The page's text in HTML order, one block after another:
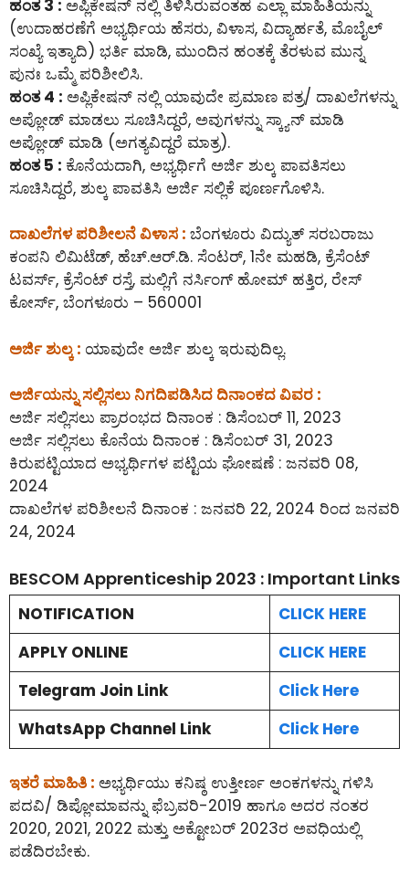
ಹಂತ 3 : ಅಪ್ಲಿಕೇಷನ್ ನಲ್ಲಿ ತಿಳಿಸಿರುವಂತಹ ಎಲ್ಲಾ ಮಾಹಿತಿಯನ್ನು
(ಉದಾಹರಣೆಗೆ ಅಭ್ಯರ್ಥಿಯ ಹೆಸರು, ವಿಳಾಸ, ವಿದ್ಯಾರ್ಹತೆ, ಮೊಬೈಲ್
ಸಂಖ್ಯೆ ಇತ್ಯಾದಿ) ಭರ್ತಿ ಮಾಡಿ, ಮುಂದಿನ ಹಂತಕ್ಕೆ ತೆರಳುವ ಮುನ್ನ
ಪುನಃ ಒಮ್ಮೆ ಪರಿಶೀಲಿಸಿ.
ಹಂತ 4 : ಅಪ್ಲಿಕೇಷನ್ ನಲ್ಲಿ ಯಾವುದೇ ಪ್ರಮಾಣ ಪತ್ರ/ ದಾಖಲೆಗಳನ್ನು
ಅಪ್ಲೋಡ್ ಮಾಡಲು ಸೂಚಿಸಿದ್ದರೆ, ಅವುಗಳನ್ನು ಸ್ಕ್ಯಾನ್ ಮಾಡಿ
ಅಪ್ಲೋಡ್ ಮಾಡಿ (ಅಗತ್ಯವಿದ್ದರೆ ಮಾತ್ರ).
ಹಂತ 5 : ಕೊನೆಯದಾಗಿ, ಅಭ್ಯರ್ಥಿಗೆ ಅರ್ಜಿ ಶುಲ್ಕ ಪಾವತಿಸಲು
ಸೂಚಿಸಿದ್ದರೆ, ಶುಲ್ಕ ಪಾವತಿಸಿ ಅರ್ಜಿ ಸಲ್ಲಿಕೆ ಪೂರ್ಣಗೊಳಿಸಿ.
ದಾಖಲೆಗಳ ಪರಿಶೀಲನೆ ವಿಳಾಸ : ಬೆಂಗಳೂರು ವಿದ್ಯುತ್ ಸರಬರಾಜು
ಕಂಪನಿ ಲಿಮಿಟೆಡ್, ಹೆಚ್.ಆರ್.ಡಿ. ಸೆಂಟರ್, 1ನೇ ಮಹಡಿ, ಕ್ರೆಸೆಂಟ್
ಟವರ್ಸ್, ಕ್ರೆಸೆಂಟ್ ರಸ್ತೆ, ಮಲ್ಲಿಗೆ ನರ್ಸಿಂಗ್ ಹೋಮ್ ಹತ್ತಿರ, ರೇಸ್
ಕೋರ್ಸ್, ಬೆಂಗಳೂರು – 560001
ಅರ್ಜಿ ಶುಲ್ಕ : ಯಾವುದೇ ಅರ್ಜಿ ಶುಲ್ಕ ಇರುವುದಿಲ್ಲ.
ಅರ್ಜಿಯನ್ನು ಸಲ್ಲಿಸಲು ನಿಗದಿಪಡಿಸಿದ ದಿನಾಂಕದ ವಿವರ :
ಅರ್ಜಿ ಸಲ್ಲಿಸಲು ಪ್ರಾರಂಭದ ದಿನಾಂಕ : ಡಿಸೆಂಬರ್ 11, 2023
ಅರ್ಜಿ ಸಲ್ಲಿಸಲು ಕೊನೆಯ ದಿನಾಂಕ : ಡಿಸೆಂಬರ್ 31, 2023
ಕಿರುಪಟ್ಟಿಯಾದ ಅಭ್ಯರ್ಥಿಗಳ ಪಟ್ಟಿಯ ಘೋಷಣೆ : ಜನವರಿ 08,
2024
ದಾಖಲೆಗಳ ಪರಿಶೀಲನೆ ದಿನಾಂಕ : ಜನವರಿ 22, 2024 ರಿಂದ ಜನವರಿ
24, 2024
BESCOM Apprenticeship 2023 : Important Links
NOTIFICATION
CLICK HERE
APPLY ONLINE
CLICK HERE
Telegram Join Link
Click Here
WhatsApp Channel Link
Click Here
ಇತರೆ ಮಾಹಿತಿ : ಅಭ್ಯರ್ಥಿಯು ಕನಿಷ್ಠ ಉತ್ತೀರ್ಣ ಅಂಕಗಳನ್ನು ಗಳಿಸಿ
ಪದವಿ/ ಡಿಪ್ಲೋಮಾವನ್ನು ಫೆಬ್ರವರಿ-2019 ಹಾಗೂ ಅದರ ನಂತರ
2020, 2021, 2022 ಮತ್ತು ಅಕ್ಟೋಬರ್ 2023ರ ಅವಧಿಯಲ್ಲಿ
ಪಡೆದಿರಬೇಕು.